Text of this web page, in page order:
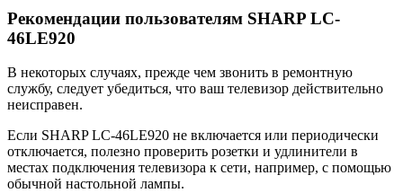
Рекомендации пользователям SHARP LC-
46LE920
В некоторых случаях, прежде чем звонить в ремонтную
службу, следует убедиться, что ваш телевизор действительно
неисправен.
Если SHARP LC-46LE920 не включается или периодически
отключается, полезно проверить розетки и удлинители в
местах подключения телевизора к сети, например, с помощью
обычной настольной лампы.